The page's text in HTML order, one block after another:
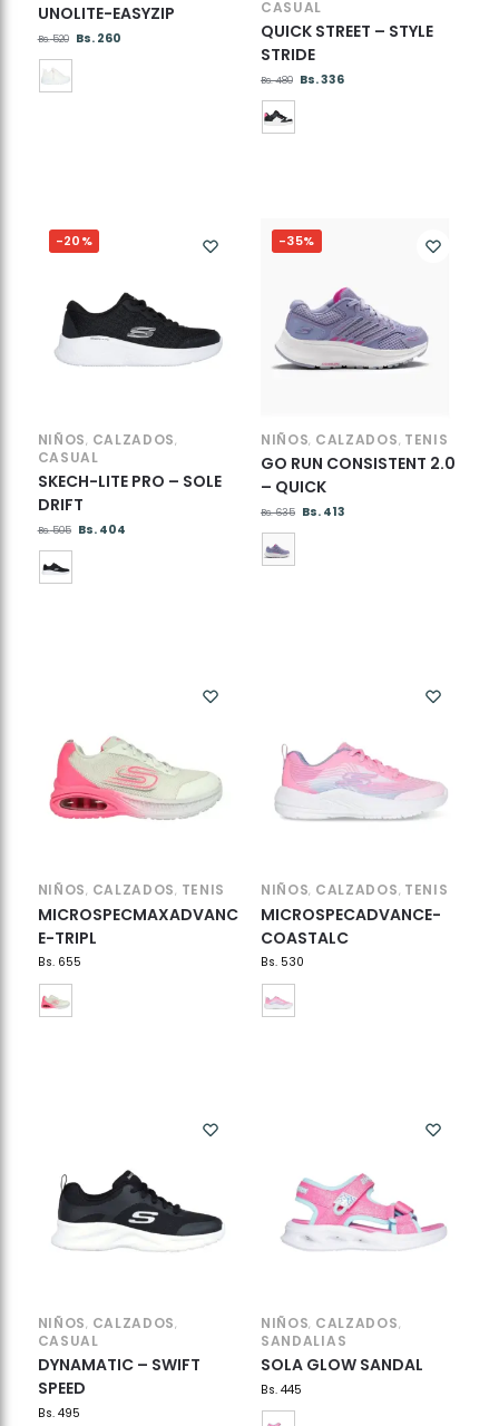
UNOLITE-EASYZIP
Bs.520 Bs. 260
CASUAL
QUICK STREET – STYLE
STRIDE
Bs.480 Bs.336
-20%
NIÑOS, CALZADOS,
CASUAL
SKECH-LITE PRO – SOLE
DRIFT
Bs.505 Bs. 404
-35%
NIÑOS, CALZADOS, TENIS
GO RUN CONSISTENT 2.0
– QUICK
Bs.635 Bs. 413
NIÑOS, CALZADOS, TENIS
MICROSPECMAXADVANC
E-TRIPL
Bs.655
NIÑOS, CALZADOS, TENIS
MICROSPECADVANCE-
COASTALC
Bs.530
NIÑOS, CALZADOS,
CASUAL
DYNAMATIC – SWIFT
SPEED
Bs.495
NIÑOS, CALZADOS,
SANDALIAS
SOLA GLOW SANDAL
Bs.445